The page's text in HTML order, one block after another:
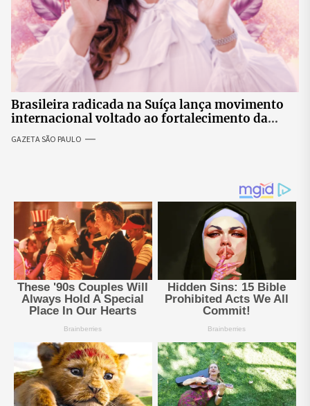
Brasileira radicada na Suíça lança movimento
internacional voltado ao fortalecimento da
identidade feminina
GAZETA SÃO PAULO